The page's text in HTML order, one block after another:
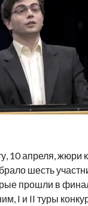
10 апреля, жюри
шесть
прошли в
I и II туры